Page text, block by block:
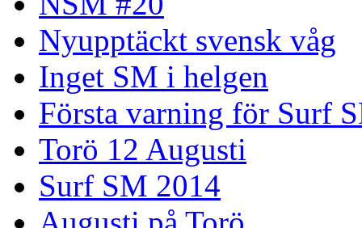
Nyupptäckt svensk våg
Inget SM i helgen
Första varning för Surf
Torö 12 Augusti
Surf SM 2014